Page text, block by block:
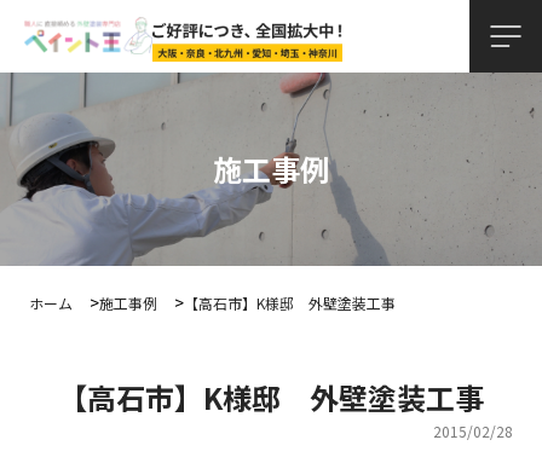
施工事例
ホーム 施工事例 【高石市】K様邸 外壁塗装工事
【高石市】K様邸 外壁塗装工事
2015/02/28